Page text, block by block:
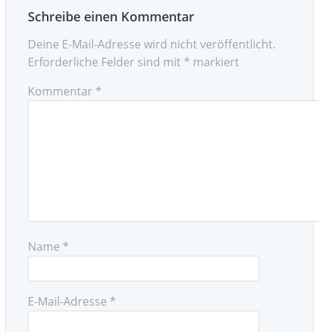
Schreibe einen Kommentar
Deine E-Mail-Adresse wird nicht veröffentlicht.
Erforderliche Felder sind mit * markiert
Kommentar *
Name *
E-Mail-Adresse *